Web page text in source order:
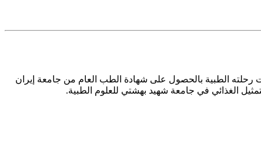
الطبية بالحصول على شهادة الطب العام من جامعة إيران
الغذائي في جامعة شهيد بهشتي للعلوم الطبية.